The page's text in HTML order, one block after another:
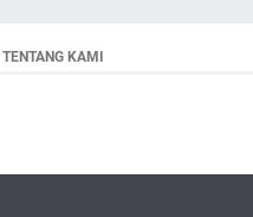
TENTANG KAMI